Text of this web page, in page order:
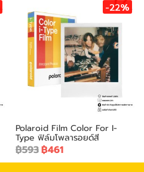
-22%
Polaroid Film Color For I-
Type ฟิล์มโพลารอยด์สี
฿593฿461